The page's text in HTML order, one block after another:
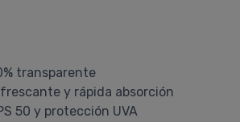
transparente
y rápida absorción
50 y protección UVA